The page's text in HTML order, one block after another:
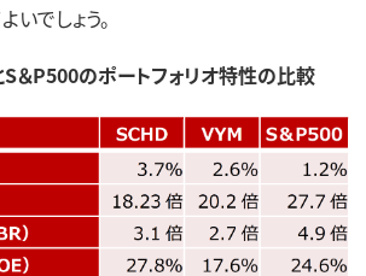
いでしょう。
S＆P500のポートフォリオ特性の比較